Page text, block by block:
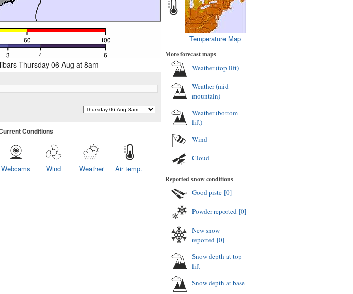
Thursday 06 Aug at 8am
Conditions
Air temp.
Weather
Wind
Webcams
Temperature Map
More forecast maps
Weather (top lift)
Weather (mid
mountain)
Weather (bottom
lift)
Wind
Cloud
Reported snow conditions
Good piste [0]
Powder reported [0]
New snow
reported [0]
Snow depth at top
lift
Snow depth at base